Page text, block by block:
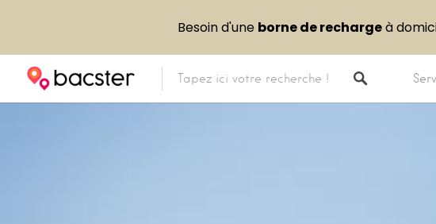
Besoin d'une borne de rechargeà